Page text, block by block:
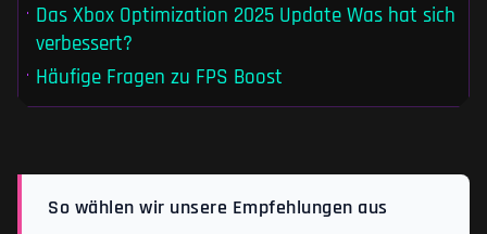
Das Xbox Optimization 2025 Update Was hat sich
verbessert?
Häufige Fragen zu FPS Boost
So wählen wir unsere Empfehlungen aus